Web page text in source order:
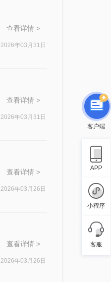
查看详情 >
2026年03月31日
查看详情 >
2026年03月31日
查看详情 >
2026年03月26日
查看详情 >
2026年03月26日
客户端
APP
小程序
客服